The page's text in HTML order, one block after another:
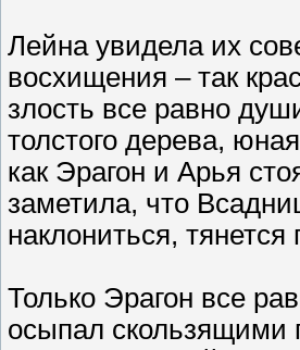
Лейна увидела их
восхищения – так
злость все равно
толстого дерева,
как Эрагон и Арья
заметила, что
наклониться, тянется
Только Эрагон все
осыпал скользящими